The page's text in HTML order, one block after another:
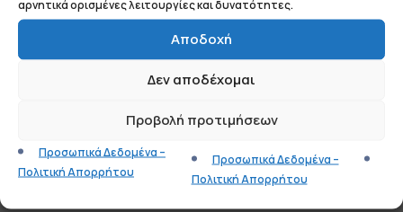
αρνητικά ορισμένες λειτουργίες και δυνατότητες.
Αποδοχή
Δεν αποδέχομαι
Προβολή προτιμήσεων
Προσωπικά Δεδομένα –
Πολιτική Απορρήτου
Προσωπικά Δεδομένα –
Πολιτική Απορρήτου
Παιδικό Μακρυμάνικο
Φανελάκι Unisex – 65